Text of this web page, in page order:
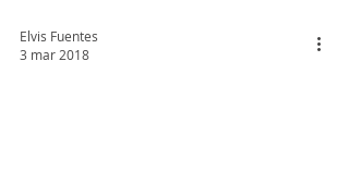
Elvis Fuentes
3 mar 2018